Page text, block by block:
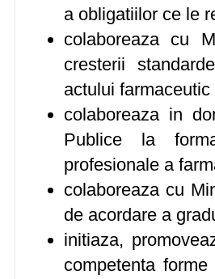
a obligatiilor ce le
colaboreaza cu
cresterii
actului
colaboreaza in
Publice la
profesionale a
colaboreaza cu
de acordare a
initiaza,
competenta